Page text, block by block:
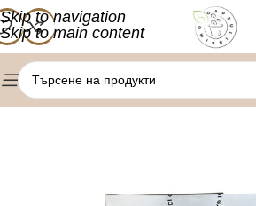
Skip to navigation
Skip to main content
Начало/Чай